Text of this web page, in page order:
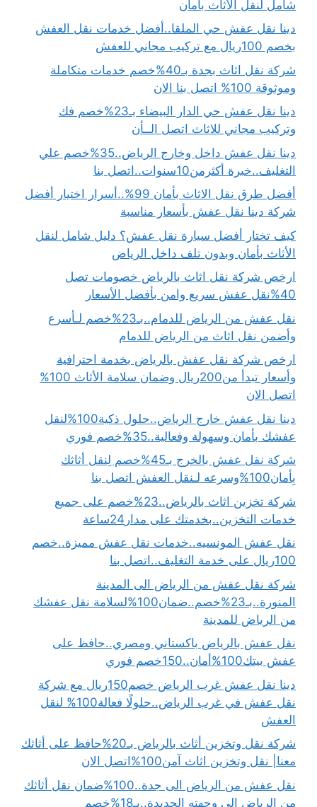
شامل لنقل الأثاث بأمان
دينا نقل عفش حي الملقا..أفضل خدمات نقل العفش
بخصم 100ريال مع تركيب مجاني للعفش
شركة نقل اثاث بجدة بـ40%خصم خدمات متكاملة
وموثوقة 100% اتصل بنا الان
دينا نقل عفش حي الدار البيضاء بـ23%خصم فك
وتركيب مجاني للاثاث اتصل الــأن
دينا نقل عفش داخل وخارج الرياض..35%خصم علي
التغليف..خبرة أكثرمن10سنوات..اتصل بنا
أفضل طرق نقل الاثاث بأمان 99%..أسرار اختيار أفضل
شركة دينا نقل عفش بأسعار مناسبة
كيف تختار أفضل سيارة نقل عفش؟ دليل شامل لنقل
الأثاث بأمان وبدون تلف داخل الرياض
ارخص شركة نقل اثاث بالرياض خصومات تصل
40%نقل عفش سريع وامن بأفضل الأسعار
نقل عفش من الرياض للدمام..بـ23%خصم لـأسرع
وأضمن نقل اثاث من الرياض للدمام
ارخص شركة نقل عفش بالرياض بخدمة احترافية
وأسعار تبدأ من200ريال وضمان سلامة الأثاث 100%
اتصل الان
دينا نقل عفش خارج الرياض..حلول ذكية100%لنقل
عفشك بأمان وسهولة وفعالية..35%خصم فوري
شركة نقل عفش بالخرج بـ45%خصم لِنقل أثاثك
بِأمان100%وسرعه لـنقل العفش اتصل بنا
شركة تخزين اثاث بالرياض..23%خصم على جميع
خدمات التخزين..بخدمتك على مدار24ساعة
نقل عفش المونسيه..خدمات نقل عفش مميزة..خصم
100ريال على خدمة التغليف..اتصل بنا
شركة نقل عفش من الرياض الى المدينة
المنورة..بـ23%خصم..ضمان100%لسلامة نقل عفشك
من الرياض للمدينة
نقل عفش بالرياض باكستاني ومصري..حافظ على
عفش بيتك100%أمان..150خصم فوري
دينا نقل عفش غرب الرياض خصم150ريال مع شركة
نقل عفش في غرب الرياض..حلولًا فعالة100% لنقل
العفش
شركة نقل وتخزين أثاث بالرياض بـ20%حافظ على أثاثك
معنا| نقل وتخزين اثاث آمن100%اتصل الان
نقل عفش من الرياض الى جدة..100%ضمان نقل أثاثك
من الرياض إلى وجهته الجديدة..بـ18%خصم